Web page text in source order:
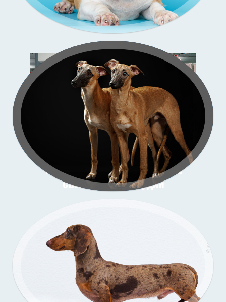
Подрощенные щенки уиппета
съёмка в моей студии
Подрощенный щенок таксы